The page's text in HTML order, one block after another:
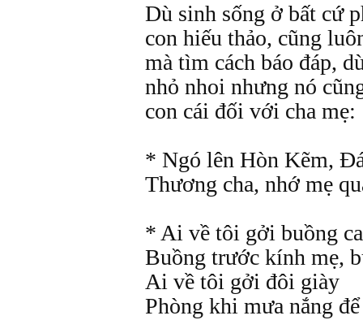
Dù sinh sống ở bất cứ
con hiếu thảo, cũng
mà tìm cách báo đáp,
nhỏ nhoi nhưng nó
con cái đối với cha mẹ:
* Ngó lên Hòn Kẽm,
Thương cha, nhớ mẹ
* Ai về tôi gởi buồng
Buồng trước kính mẹ,
Ai về tôi gởi đôi giày
Phòng khi mưa nắng